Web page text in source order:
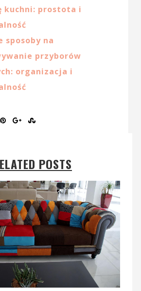
kuchni: prostota i
sposoby na
przyborów
organizacja i
POSTS